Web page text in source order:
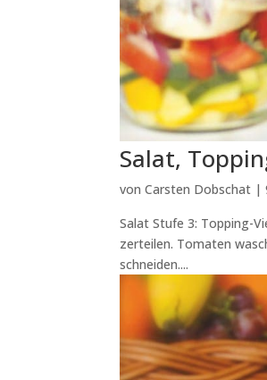
Salat,
vonCarsten Dobschat |
Salat Stufe 3: Topping-
zerteilen. Tomaten
schneiden....